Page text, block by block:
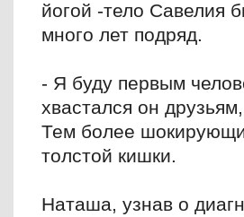
йогой -тело Савелия
много лет подряд.
- Я буду первым
хвастался он
Тем более
толстой кишки.
Наташа, узнав о